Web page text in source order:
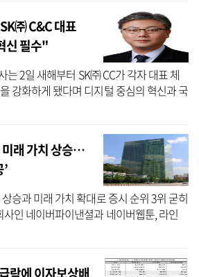
㈜ C&C 대표
신 필수"
는 2일 새해부터 SK㈜ CC가 각자 대표 체
강화하게 됐다며 디지털 중심의 혁신과 국
화해 나가겠다고 밝혔다.박 대표는 이날
래 가치 상승…
승과 미래 가치 확대로 증시 순위 3위 굳히
인 네이버파이낸셜과 네이버웹툰, 라인
인공지능(AI) 도입과 같은 미래 기술 투자
락에 이자보상배